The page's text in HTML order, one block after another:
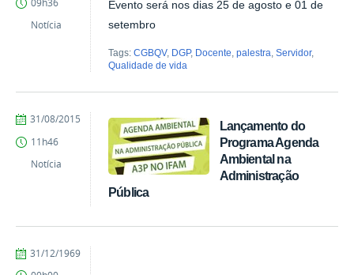
Evento será nos dias 25 de agosto e 01 de
setembro
Tags:CGBQV, DGP, Docente,palestra,Servidor,
Qualidade de vida
Barros
Notícia
Lançamento do
Programa Agenda
Ambiental na
Administração
Pública
by
CMC
Published
31/08/2015
11h46
Notícia
by
Published
31/12/1969